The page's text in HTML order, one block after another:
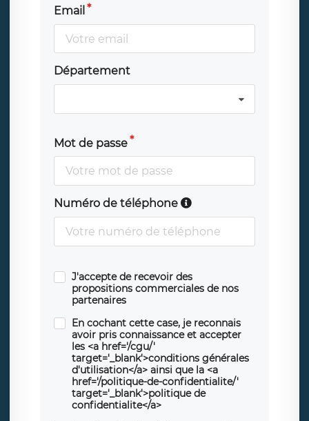
Email
Département
Mot de passe
Numéro de téléphone
J'accepte de recevoir des
propositions commerciales de nos
partenaires
En cochant cette case, je reconnais
avoir pris connaissance et accepter
les <a href='/cgu/'
target='_blank'>conditions générales
d'utilisation</a> ainsi que la <a
href='/politique-de-confidentialite/'
target='_blank'>politique de
confidentialite</a>